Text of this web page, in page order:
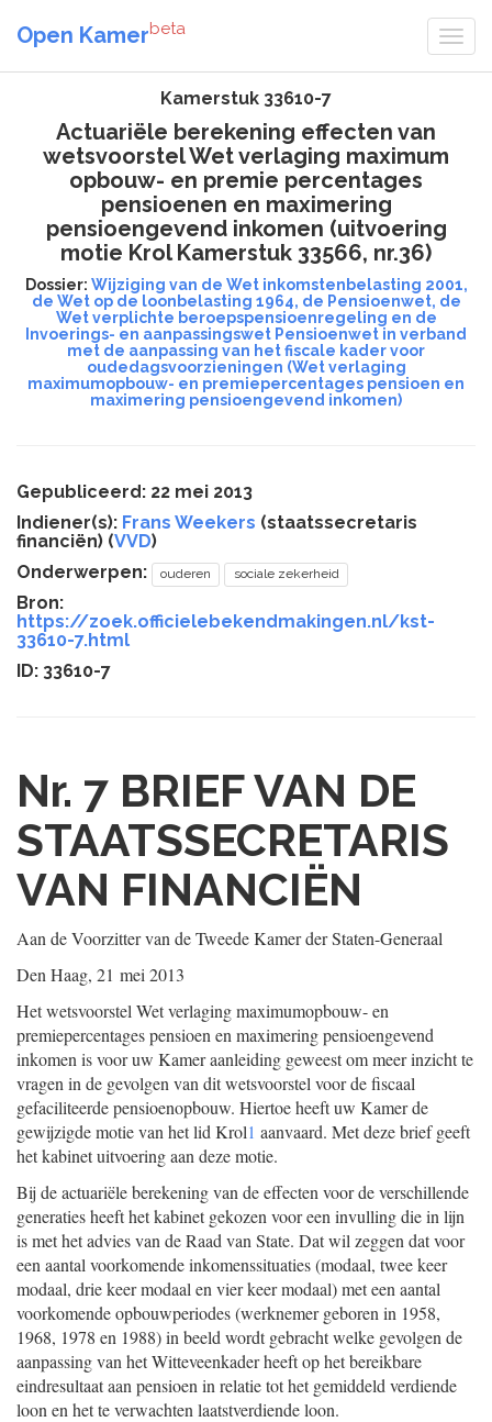
Open Kamerbeta
Kamerstuk 33610-7
Actuariële berekening effecten van
wetsvoorstel Wet verlaging maximum
opbouw- en premie percentages
pensioenen en maximering
pensioengevend inkomen (uitvoering
motie Krol Kamerstuk 33566, nr.36)
Dossier: Wijziging van de Wet inkomstenbelasting 2001,
de Wet op de loonbelasting 1964, de Pensioenwet, de
Wet verplichte beroepspensioenregeling en de
Invoerings- en aanpassingswet Pensioenwet in verband
met de aanpassing van het fiscale kader voor
oudedagsvoorzieningen (Wet verlaging
maximumopbouw- en premiepercentages pensioen en
maximering pensioengevend inkomen)
Gepubliceerd: 22 mei 2013
Indiener(s): Frans Weekers (staatssecretaris
financiën) (VVD)
Onderwerpen:
ouderen sociale zekerheid
Bron:
https://zoek.officielebekendmakingen.nl/kst-
33610-7.html
ID: 33610-7
Nr. 7 BRIEF VAN DE
STAATSSECRETARIS
VAN FINANCIËN
Aan de Voorzitter van de Tweede Kamer der Staten-Generaal
Den Haag, 21 mei 2013
Het wetsvoorstel Wet verlaging maximumopbouw- en
premiepercentages pensioen en maximering pensioengevend
inkomen is voor uw Kamer aanleiding geweest om meer inzicht te
vragen in de gevolgen van dit wetsvoorstel voor de fiscaal
gefaciliteerde pensioenopbouw. Hiertoe heeft uw Kamer de
gewijzigde motie van het lid Krol1 aanvaard. Met deze brief geeft
het kabinet uitvoering aan deze motie.
Bij de actuariële berekening van de effecten voor de verschillende
generaties heeft het kabinet gekozen voor een invulling die in lijn
is met het advies van de Raad van State. Dat wil zeggen dat voor
een aantal voorkomende inkomenssituaties (modaal, twee keer
modaal, drie keer modaal en vier keer modaal) met een aantal
voorkomende opbouwperiodes (werknemer geboren in 1958,
1968, 1978 en 1988) in beeld wordt gebracht welke gevolgen de
aanpassing van het Witteveenkader heeft op het bereikbare
eindresultaat aan pensioen in relatie tot het gemiddeld verdiende
loon en het te verwachten laatstverdiende loon.